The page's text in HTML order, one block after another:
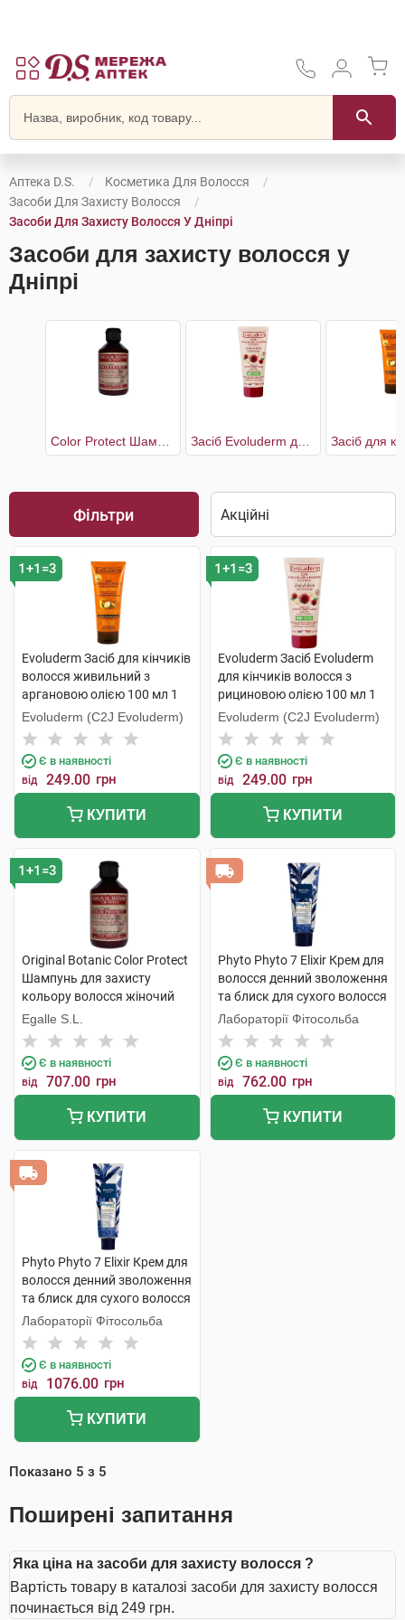
Аптека D.S.
Косметика Для Волосся
Засоби Для Захисту Волосся
Засоби Для Захисту Волосся У Дніпрі
Засоби для захисту волосся у
Дніпрі
Фільтри
1+1=3
Evoluderm Засіб для кінчиків
волосся живильний з
аргановою олією 100 мл 1
туба
Evoluderm (C2J Evoluderm)
Є в наявності
від 249.00 грн
КУПИТИ
1+1=3
Evoluderm Засіб Evoluderm
для кінчиків волосся з
рициновою олією 100 мл 1
туба
Evoluderm (C2J Evoluderm)
Є в наявності
від 249.00 грн
КУПИТИ
1+1=3
Original Botanic Color Protect
Шампунь для захисту
кольору волосся жіночий
250 мл 1 флакон
Egalle S.L.
Є в наявності
від 707.00 грн
КУПИТИ
Phyto Phyto 7 Elixir Крем для
волосся денний зволоження
та блиск для сухого волосся
50 мл 1 туба
Лабораторії Фітосольба
Є в наявності
від 762.00 грн
КУПИТИ
Phyto Phyto 7 Elixir Крем для
волосся денний зволоження
та блиск для сухого волосся
100 мл 1 шт
Лабораторії Фітосольба
Є в наявності
від 1076.00 грн
КУПИТИ
Показано 5 з 5
Поширені запитання
Яка ціна на засоби для захисту волосся ?
Вартість товару в каталозі засоби для захисту волосся
починається від 249 грн.